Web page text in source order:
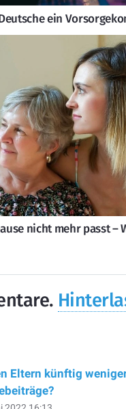
ein
nicht mehr passt –
.
Eltern künftig